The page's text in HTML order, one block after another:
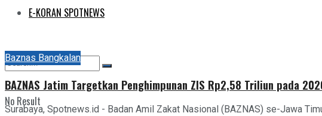
E-KORAN SPOTNEWS
No Result
Baznas Bangkalan
BAZNAS Jatim Targetkan Penghimpunan ZIS Rp2,58 Triliun pada
Surabaya, Spotnews.id - Badan Amil Zakat Nasional (BAZNAS) se-Jawa